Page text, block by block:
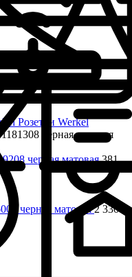
Розетки Werkel
черная матовая
черная матовая381
черная матовая2 330